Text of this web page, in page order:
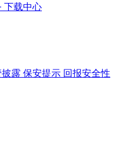
下载中心
露 保安提示 回报安全性